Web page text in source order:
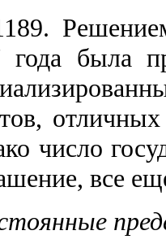
года была
число
все